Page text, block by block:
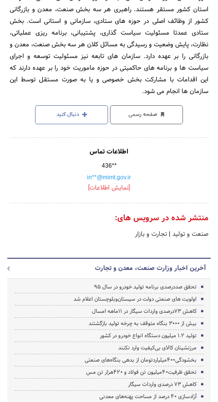
استان کشور مستقر هستند. راهبری هر سه بخش صنعت، معدن و بازرگانی
کشور از وظائف اصلی در حوزه های ستادی، سازمانی و استانی است. بخش
ستادی عمدتا مسئولیت سیاست گذاری، پشتیبانی، برنامه ریزی عملیاتی،
نظارت، پایش وضعیت و رسیدگی به مسائل کلان هر سه بخش صنعت، معدن و
بازرگانی را بر عهده دارد. سازمان های تابعه نیز مسئولیت توسعه و اجرای
سیاست ها و برنامه های حاکمیتی در حوزه ماموریت خود را بر عهده دارند که
این اقدامات با مشارکت بخش خصوصی و یا به صورت مستقل توسط این
سازمان ها انجام می شود.
صفحه رسمی دنبال کنید
اطلاعات تماس
436**
in**@mimt.gov.ir
[نمایش اطلاعات]
منتشر شده در سرویس های:
صنعت و تولید | تجارت و بازار
آخرین اخبار وزارت صنعت، معدن و تجارت
تحقق صددرصدی برنامه تولید خودرو در سال 95
اولویت های صنعتی دولت در سیستان‌وبلوچستان اعلام شد
کاهش 73درصدی واردات سیگار در 11ماهه امسال
بیش از 3000 بنگاه متوقف به چرخه تولید بازگشتند
تولید 1.2 میلیون دستگاه انواع خودرو در کشور
مرزنشینان کالای بی‌کیفیت وارد نکنند
بخشودگی400میلیاردتومان از بدهی بنگاه‌های صنعتی
تحقق ظرفیت40میلیون تن فولاد و 420هزار تن مس
کاهش 73 درصدی واردات سیگار
آزادسازی 40 درصد از مساحت پهنه‌های معدنی